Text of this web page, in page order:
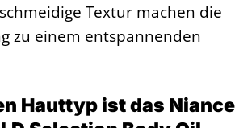
Textur machen die
zu einem entspannenden
Hauttyp ist das Niance